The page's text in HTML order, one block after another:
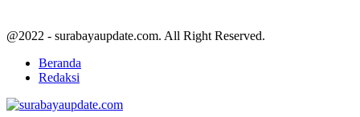
@2022 - surabayaupdate.com. All Right Reserved.
Beranda
Redaksi